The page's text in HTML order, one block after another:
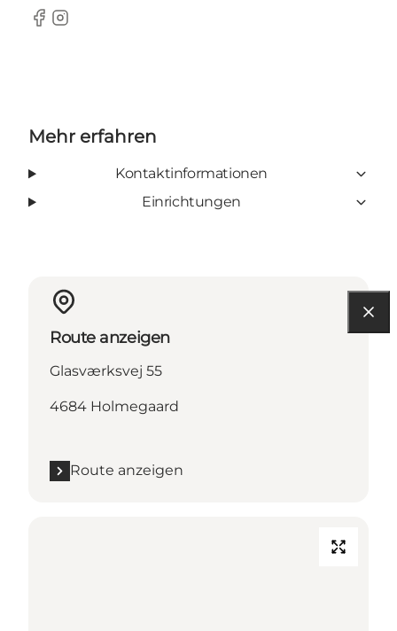
Facebook
Instagram
Mehr erfahren
Kontaktinformationen
Einrichtungen
Route anzeigen
Glasværksvej 55
4684 Holmegaard
Route anzeigen